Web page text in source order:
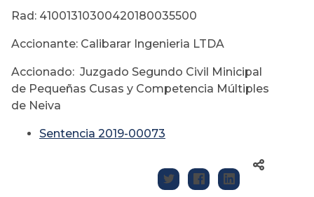
Rad: 41001310300420180035500
Accionante: Calibarar Ingenieria LTDA
Accionado: Juzgado Segundo Civil Minicipal
de Pequeñas Cusas y Competencia Múltiples
de Neiva
Sentencia 2019-00073